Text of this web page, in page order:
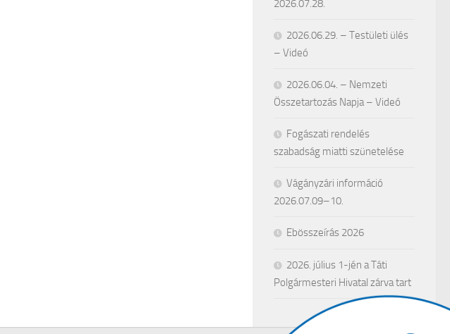
2026.07.28.
2026.06.29. – Testületi ülés
– Videó
2026.06.04. – Nemzeti
Összetartozás Napja – Videó
Fogászati rendelés
szabadság miatti szünetelése
Vágányzári információ
2026.07.09–10.
Ebösszeírás 2026
2026. július 1-jén a Táti
Polgármesteri Hivatal zárva tart